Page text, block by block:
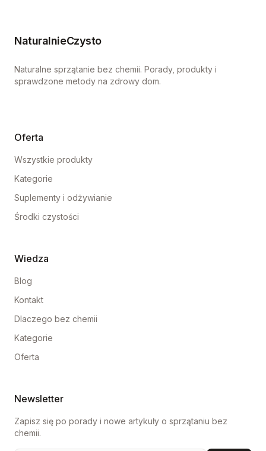
NaturalnieCzysto
Naturalne sprzątanie bez chemii. Porady, produkty i
sprawdzone metody na zdrowy dom.
Oferta
Wszystkie produkty
Kategorie
Suplementy i odżywianie
Środki czystości
Wiedza
Blog
Kontakt
Dlaczego bez chemii
Kategorie
Oferta
Newsletter
Zapisz się po porady i nowe artykuły o sprzątaniu bez
chemii.